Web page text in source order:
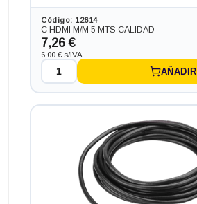
Código: 12614
C HDMI M/M 5 MTS CALIDAD
7,26 €
6,00 € s/IVA
AÑADIR